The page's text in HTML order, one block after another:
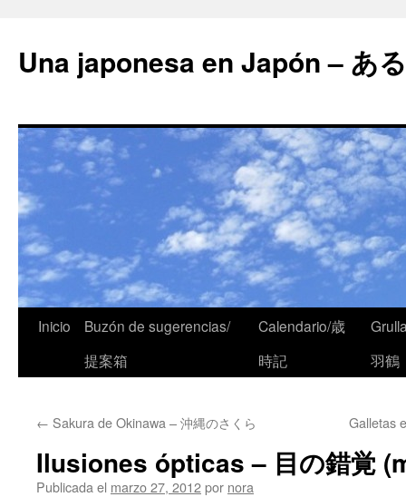
Una japonesa en Japón – あ
Inicio
Buzón de sugerencias/
提案箱
Calendario/歳
時記
羽鶴
← Sakura de Okinawa – 沖縄のさくら Galletas
Ilusiones ópticas – 目の錯覚
Publicada el marzo 27, 2012por nora